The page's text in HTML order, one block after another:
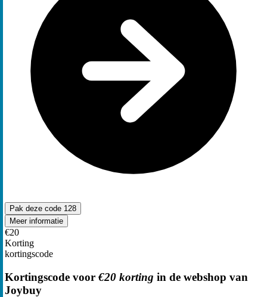
Pak deze code 128
Meer informatie
€20
Korting
kortingscode
Kortingscode voor €20 korting in de webshop van
Joybuy